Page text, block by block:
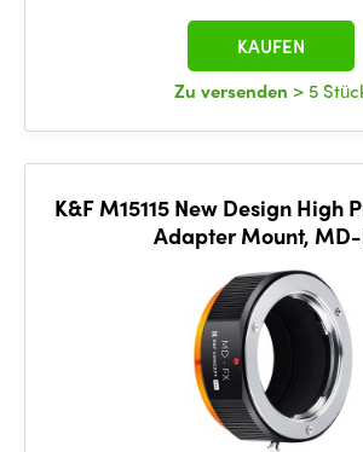
Zu versenden > 5
KAUFEN
K&F M15115 New Design High
Adapter Mount,